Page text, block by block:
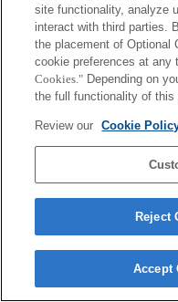
Terms of Use Contact Us
site functionality, analyze
interact with third parties.
the placement of Optional
cookie preferences at any
Cookies." Depending on
the full functionality of
Review our Cookie
Reject
Accept